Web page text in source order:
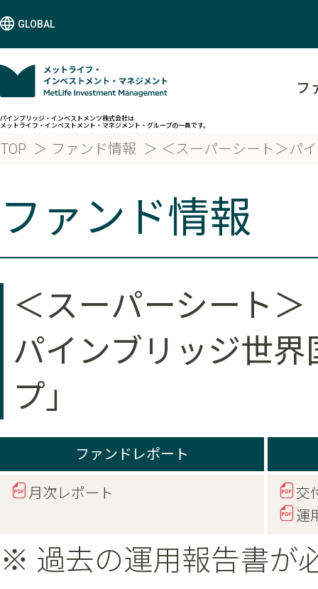
GLOBAL
パインブリッジ・インベストメンツ株式会社は
メットライフ・インベストメント・マネジメント・グループの一員です。
フ
TOP ファンド情報 ＜スーパーシート＞パ
ファンド情報
＜スーパーシート＞
パインブリッジ世
プ」
ファンドレポート
月次レポート
交
運
※ 過去の運用報告書が